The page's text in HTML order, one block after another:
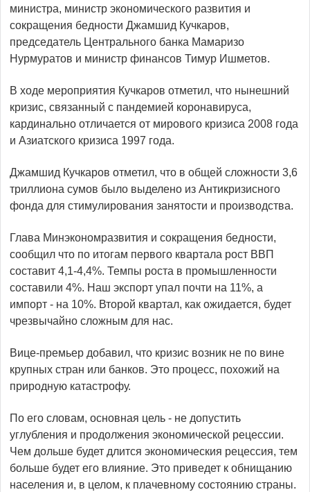
министра, министр экономического развития и
сокращения бедности Джамшид Кучкаров,
председатель Центрального банка Мамаризо
Нурмуратов и министр финансов Тимур Ишметов.
В ходе мероприятия Кучкаров отметил, что нынешний
кризис, связанный с пандемией коронавируса,
кардинально отличается от мирового кризиса 2008 года
и Азиатского кризиса 1997 года.
Джамшид Кучкаров отметил, что в общей сложности 3,6
триллиона сумов было выделено из Антикризисного
фонда для стимулирования занятости и производства.
Глава Минэкономразвития и сокращения бедности,
сообщил что по итогам первого квартала рост ВВП
составит 4,1-4,4%. Темпы роста в промышленности
составили 4%. Наш экспорт упал почти на 11%, а
импорт - на 10%. Второй квартал, как ожидается, будет
чрезвычайно сложным для нас.
Вице-премьер добавил, что кризис возник не по вине
крупных стран или банков. Это процесс, похожий на
природную катастрофу.
По его словам, основная цель - не допустить
углубления и продолжения экономической рецессии.
Чем дольше будет длится экономическия рецессия, тем
больше будет его влияние. Это приведет к обнищанию
населения и, в целом, к плачевному состоянию страны.